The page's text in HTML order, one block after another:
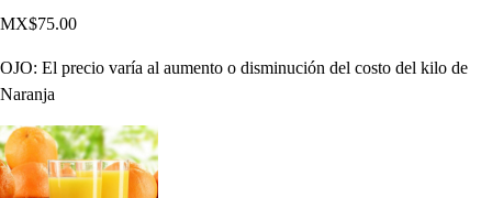
MX$75.00
OJO: El precio varía al aumento o disminución del costo del kilo de
Naranja